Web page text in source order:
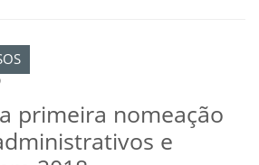
primeira nomeação
e